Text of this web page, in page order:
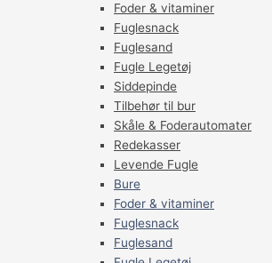
Foder & vitaminer
Fuglesnack
Fuglesand
Fugle Legetøj
Siddepinde
Tilbehør til bur
Skåle & Foderautomater
Redekasser
Levende Fugle
Bure
Foder & vitaminer
Fuglesnack
Fuglesand